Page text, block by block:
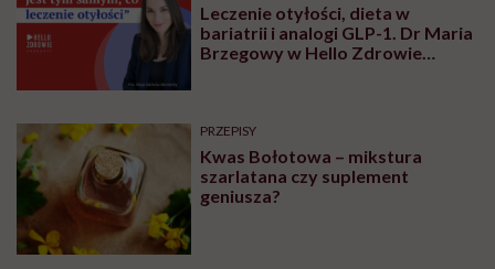
Leczenie otyłości, dieta w
bariatrii i analogi GLP-1. Dr Maria
Brzegowy w Hello Zdrowie
PRZEPISY
Kwas Bołotowa – mikstura
szarlatana czy suplement
geniusza?